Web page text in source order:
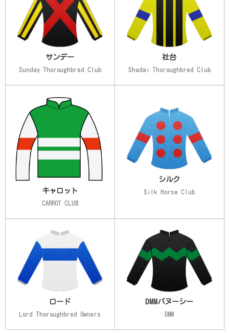
サンデー
Sunday Thoroughbred Club
社台
Shadai Thoroughbred Club
キャロット
CARROT CLUB
シルク
Silk Horse Club
ロード
Lord Thoroughbred Owners
DMMバヌーシー
DMM